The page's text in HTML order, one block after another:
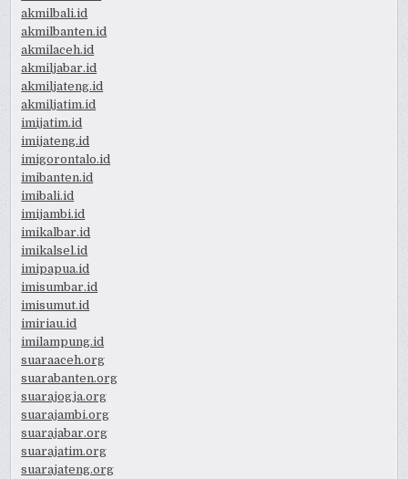
akmilbali.id
akmilbanten.id
akmilaceh.id
akmiljabar.id
akmiljateng.id
akmiljatim.id
imijatim.id
imijateng.id
imigorontalo.id
imibanten.id
imibali.id
imijambi.id
imikalbar.id
imikalsel.id
imipapua.id
imisumbar.id
imisumut.id
imiriau.id
imilampung.id
suaraaceh.org
suarabanten.org
suarajogja.org
suarajambi.org
suarajabar.org
suarajatim.org
suarajateng.org